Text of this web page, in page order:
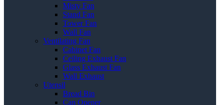
Misty Fan
Stand Fan
Tower Fan
Wall Fan
Ventilating Fan
Cabinet Fan
Ceiling Exhaust Fan
Glass Exhaust Fan
Wall Exhaust
Utensil
Bread Bin
Can Opener